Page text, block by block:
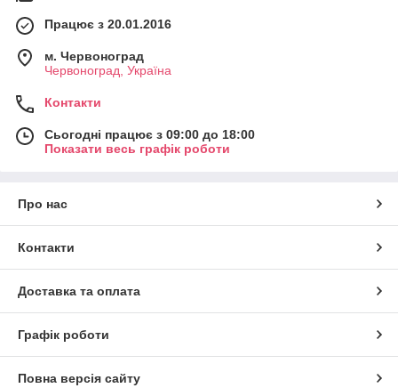
Працює з 20.01.2016
м. Червоноград
Червоноград, Україна
Контакти
Сьогодні працює з 09:00 до 18:00
Показати весь графік роботи
Про нас
Контакти
Доставка та оплата
Графік роботи
Повна версія сайту